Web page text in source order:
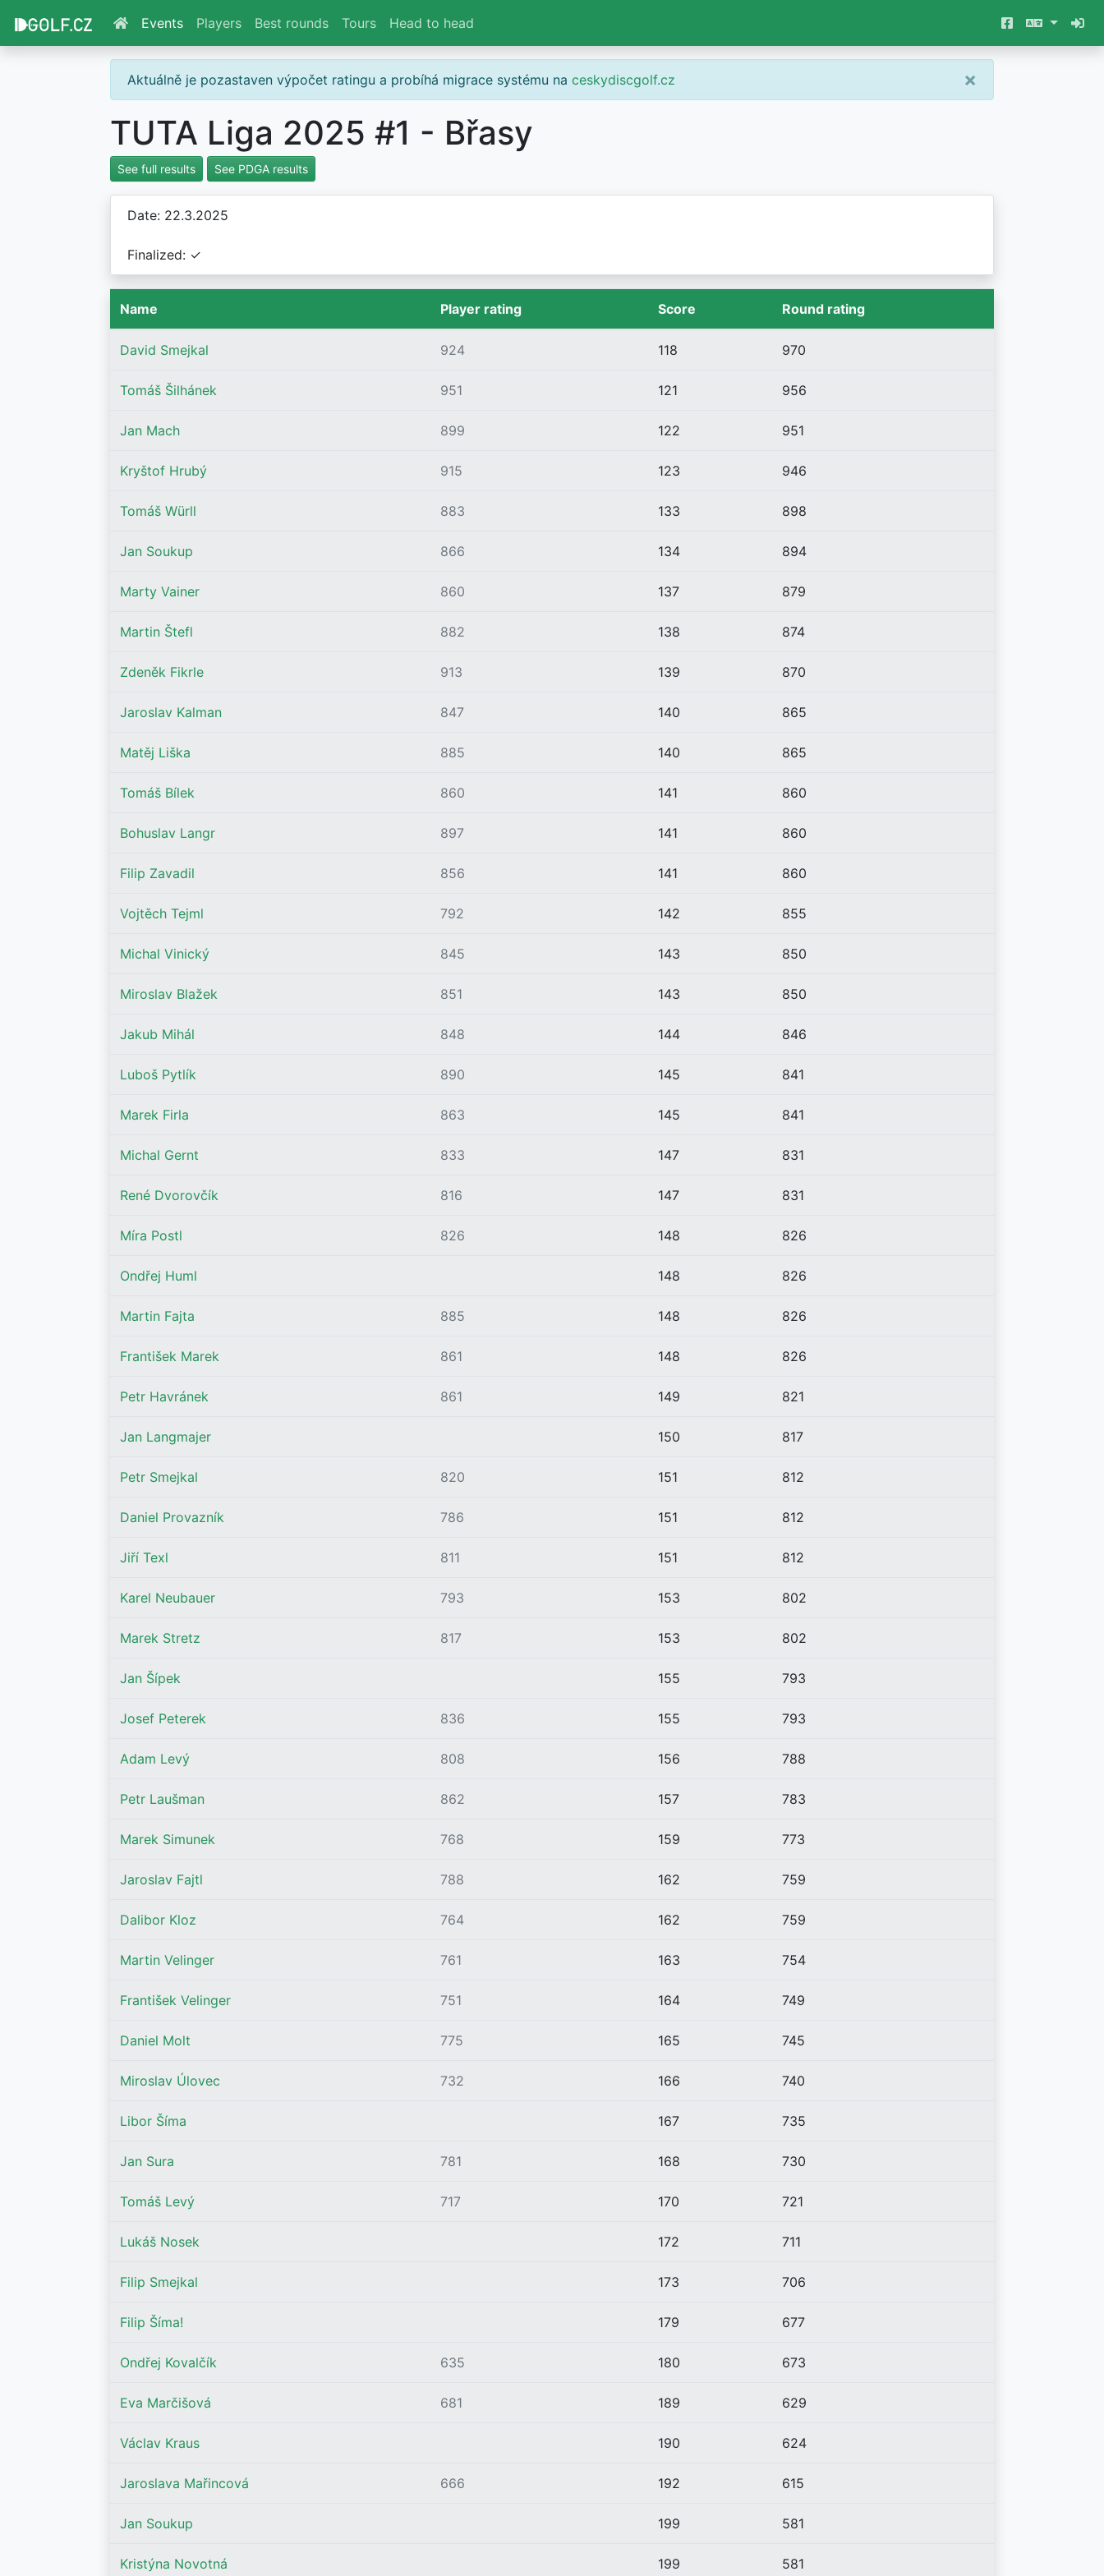
Events Players Best rounds Tours Head to head
Aktuálně je pozastaven výpočet ratingu a probíhá migrace systému na ceskydiscgolf.cz ×
TUTA Liga 2025 #1 - Břasy
See full results See PDGA results
Date: 22.3.2025
Finalized: ✓
Name Player rating Score Round rating
David Smejkal 924 118 970
Tomáš Šilhánek 951 121 956
Jan Mach 899 122 951
Kryštof Hrubý 915 123 946
Tomáš Würll 883 133 898
Jan Soukup 866 134 894
Marty Vainer 860 137 879
Martin Štefl 882 138 874
Zdeněk Fikrle 913 139 870
Jaroslav Kalman 847 140 865
Matěj Liška 885 140 865
Tomáš Bílek 860 141 860
Bohuslav Langr 897 141 860
Filip Zavadil 856 141 860
Vojtěch Tejml 792 142 855
Michal Vinický 845 143 850
Miroslav Blažek 851 143 850
Jakub Mihál 848 144 846
Luboš Pytlík 890 145 841
Marek Firla 863 145 841
Michal Gernt 833 147 831
René Dvorovčík 816 147 831
Míra Postl 826 148 826
Ondřej Huml 148 826
Martin Fajta 885 148 826
František Marek 861 148 826
Petr Havránek 861 149 821
Jan Langmajer 150 817
Petr Smejkal 820 151 812
Daniel Provazník 786 151 812
Jiří Texl 811 151 812
Karel Neubauer 793 153 802
Marek Stretz 817 153 802
Jan Šípek 155 793
Josef Peterek 836 155 793
Adam Levý 808 156 788
Petr Laušman 862 157 783
Marek Simunek 768 159 773
Jaroslav Fajtl 788 162 759
Dalibor Kloz 764 162 759
Martin Velinger 761 163 754
František Velinger 751 164 749
Daniel Molt 775 165 745
Miroslav Úlovec 732 166 740
Libor Šíma 167 735
Jan Sura 781 168 730
Tomáš Levý 717 170 721
Lukáš Nosek 172 711
Filip Smejkal 173 706
Filip Šíma! 179 677
Ondřej Kovalčík 635 180 673
Eva Marčišová 681 189 629
Václav Kraus 190 624
Jaroslava Mařincová 666 192 615
Jan Soukup 199 581
Kristýna Novotná 199 581